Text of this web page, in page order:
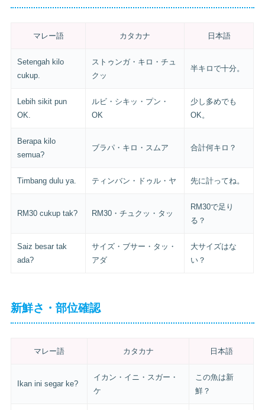
マレー語 カタカナ 日本語
Setengah kilo
cukup.
ストゥンガ・キロ・チュ
クッ
半キロで十分。
Lebih sikit pun
OK.
ルビ・シキッ・プン・
OK
少し多めでも
OK。
Berapa kilo
semua?
ブラパ・キロ・スムア 合計何キロ？
Timbang dulu ya. ティンバン・ドゥル・ヤ 先に計ってね。
RM30 cukup tak? RM30・チュクッ・タッ
RM30で足り
る？
Saiz besar tak
ada?
サイズ・ブサー・タッ・
アダ
大サイズはな
い？
新鮮さ・部位確認
マレー語 カタカナ 日本語
Ikan ini segar ke?
イカン・イニ・スガー・
ケ
この魚は新
鮮？